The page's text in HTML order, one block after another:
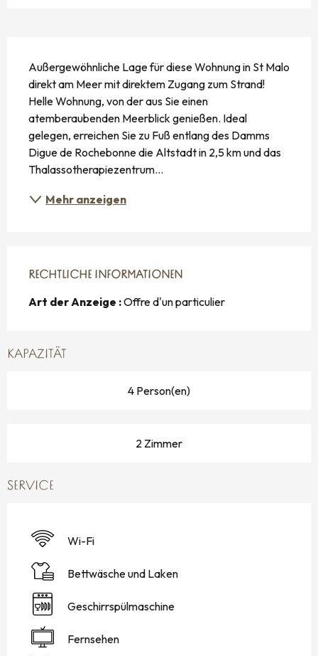
Außergewöhnliche Lage für diese Wohnung in St Malo
direkt am Meer mit direktem Zugang zum Strand!
Helle Wohnung, von der aus Sie einen
atemberaubenden Meerblick genießen. Ideal
gelegen, erreichen Sie zu Fuß entlang des Damms
Digue de Rochebonne die Altstadt in 2,5 km und das
Thalassotherapiezentrum...
Mehr anzeigen
RECHTLICHE INFORMATIONEN
RECHTLICHE INFORMATIONEN
Art der Anzeige :Offre d'un particulier
KAPAZITÄT
4 Person(en)
2 Zimmer
SERVICE
Wi-Fi
Bettwäsche und Laken
Geschirrspülmaschine
Fernsehen